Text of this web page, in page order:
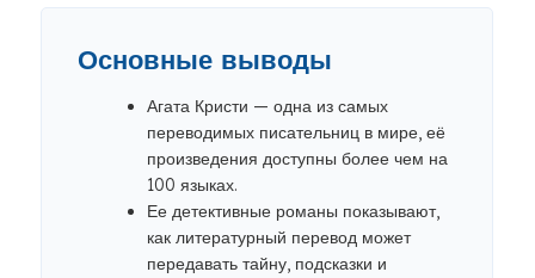
Основные выводы
Агата Кристи — одна из самых
переводимых писательниц в мире, её
произведения доступны более чем на
100 языках.
Ее детективные романы показывают,
как литературный перевод может
передавать тайну, подсказки и